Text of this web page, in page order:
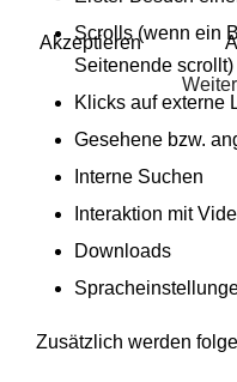
Scrolls (wenn ein
Seitenende scrollt)
Klicks auf externe
Gesehene bzw.
Interne Suchen
Interaktion mit
Downloads
Zusätzlich werden
Akzeptieren